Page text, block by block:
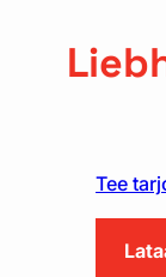
Tee